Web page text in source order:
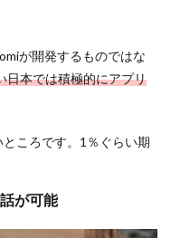
が開発するものではな
日本では積極的にアプリ
ころです。1％ぐらい期
が可能